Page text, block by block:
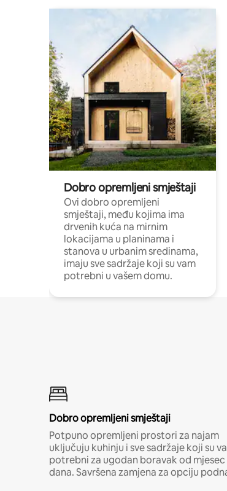
Dobro opremljeni smještaji
Ovi dobro opremljeni
smještaji, među kojima ima
drvenih kuća na mirnim
lokacijama u planinama i
stanova u urbanim sredinama,
imaju sve sadržaje koji su vam
potrebni u vašem domu.
Dobro opremljeni smještaji
Potpuno opremljeni prostori za najam
uključuju kuhinju i sve sadržaje koji su
potrebni za ugodan boravak od mjesec
dana. Savršena zamjena za opciju